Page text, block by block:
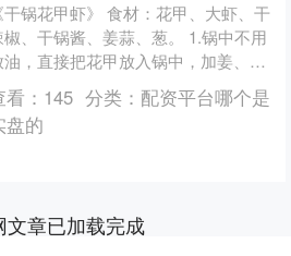
干锅花甲虾》 食材：花甲、大虾、干
椒、干锅酱、姜蒜、葱。 1.锅中不用
油，直接把花甲放入锅中，加姜、
、料酒，盖盖子焖三十秒后捞出备
。 2.热锅热油，放....
： 145 分类： 配资平台哪个是
盘的
文章已加载完成